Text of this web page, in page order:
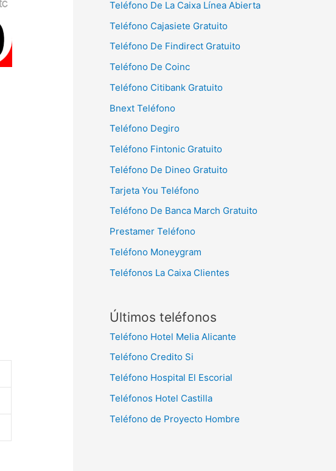
Teléfono De La Caixa Línea Abierta
Teléfono Cajasiete Gratuito
Teléfono De Findirect Gratuito
Teléfono De Coinc
Teléfono Citibank Gratuito
Bnext Teléfono
Teléfono Degiro
Teléfono Fintonic Gratuito
Teléfono De Dineo Gratuito
Tarjeta You Teléfono
Teléfono De Banca March Gratuito
Prestamer Teléfono
Teléfono Moneygram
Teléfonos La Caixa Clientes
Últimos teléfonos
Teléfono Hotel Melia Alicante
Teléfono Credito Si
Teléfono Hospital El Escorial
Teléfonos Hotel Castilla
Teléfono de Proyecto Hombre